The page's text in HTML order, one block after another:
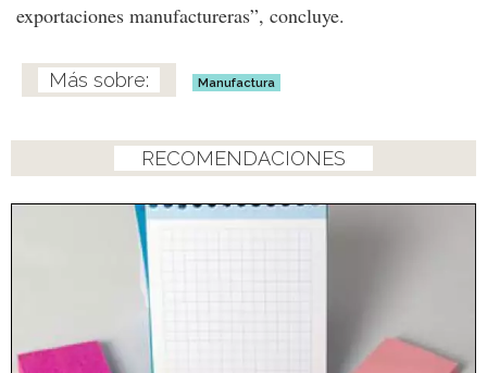
exportaciones manufactureras”, concluye.
Manufactura
RECOMENDACIONES